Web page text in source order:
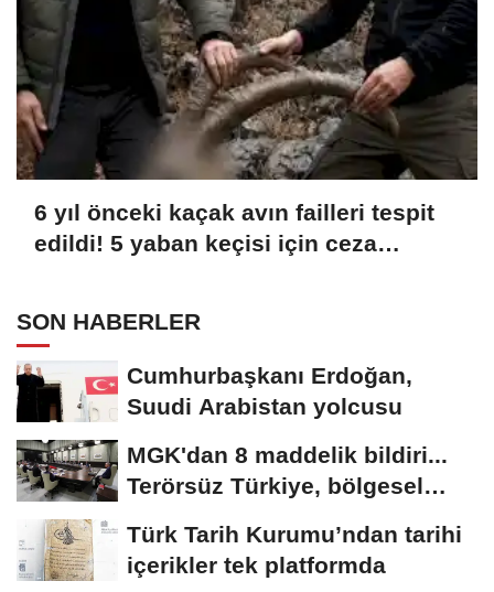
6 yıl önceki kaçak avın failleri tespit
edildi! 5 yaban keçisi için ceza
SON HABERLER
Cumhurbaşkanı Erdoğan,
Suudi Arabistan yolcusu
MGK'dan 8 maddelik bildiri...
Terörsüz Türkiye, bölgesel
Türk Tarih Kurumu’ndan tarihi
içerikler tek platformda